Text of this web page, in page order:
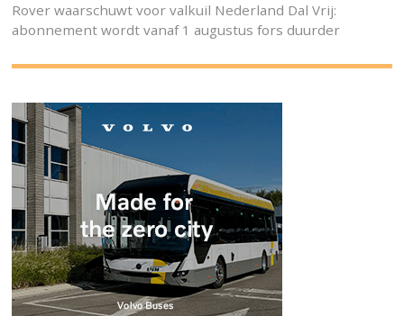
Rover waarschuwt voor valkuil Nederland Dal Vrij:
abonnement wordt vanaf 1 augustus fors duurder